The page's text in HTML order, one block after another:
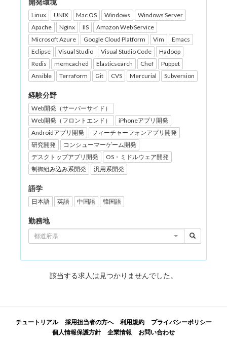
開発環境
Linux UNIX Mac OS Windows
Windows Server
Apache
Nginx IIS
Amazon Web Service
Microsoft Azure
Google Cloud Platform Vim
Emacs
Eclipse
Visual Studio Visual Studio Code
Hadoop
Redis
memcached Elasticsearch Chef
Puppet
Ansible
Terraform Git CVS Mercurial Subversion
経験分野
Web開発（サーバーサイド）
Web開発（フロントエンド）
iPhoneアプリ開発
Androidアプリ開発
フィーチャーフォンアプリ開発
研究開発
コンシューマーゲーム開発
デスクトップアプリ開発
OS・ミドルウェア開発
制御組み込み系開発
汎用系開発
語学
日本語 英語 中国語 韓国語
勤務地
都道府県
該当する求人は見つかりませんでした。
チュートリアル 採用担当者の方へ 利用規約
プライバシーポリシー
個人情報保護方針
企業情報 お問い合わせ